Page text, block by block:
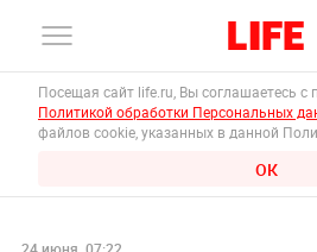
Посещая сайт life.ru, Вы соглашаетесь с
Политикой обработки Персональных
файлов cookie, указанных в данной
ОК